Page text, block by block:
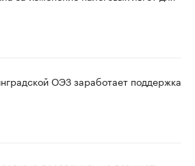
ОЭЗ заработает поддержка